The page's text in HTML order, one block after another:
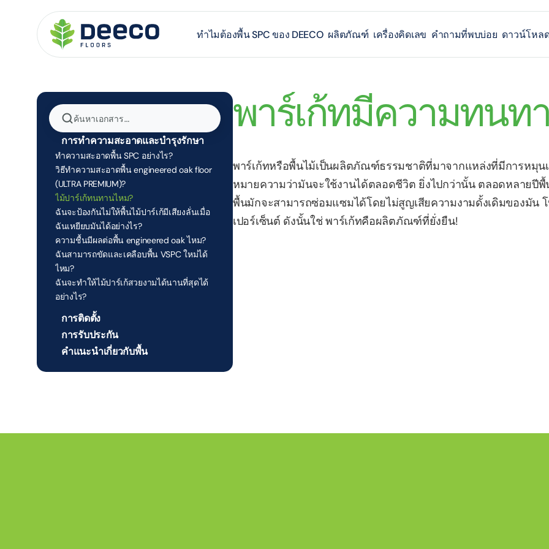
ค้นหาเอกสาร…
การทำความสะอาดและบำรุงรักษา
ทำความสะอาดพื้น SPC อย่างไร?
วิธีทำความสะอาดพื้น engineered oak floor
(ULTRA PREMIUM)?
ไม้ปาร์เก้ทนทานไหม?
ฉันจะป้องกันไม่ให้พื้นไม้ปาร์เก้มีเสียงลั่นเมื่อ
ฉันเหยียบมันได้อย่างไร?
ความชื้นมีผลต่อพื้น engineered oak ไหม?
ฉันสามารถขัดและเคลือบพื้น VSPC ใหม่ได้
ไหม?
ฉันจะทำให้ไม้ปาร์เก้สวยงามได้นานที่สุดได้
อย่างไร?
การติดตั้ง
การรับประกัน
คำแนะนำเกี่ยวกับพื้น
พาร์เก้ทมีความทนท
พาร์เก้ทหรือพื้นไม้เป็นผลิตภัณฑ์ธรรมชาติที่มาจากแหล่งที่มีการหมุ
หมายความว่ามันจะใช้งานได้ตลอดชีวิต ยิ่งไปกว่านั้น ตลอดหลายปี
พื้นมักจะสามารถซ่อมแซมได้โดยไม่สูญเสียความงามดั้งเดิมของมัน
เปอร์เซ็นต์ ดังนั้นใช่ พาร์เก้ทคือผลิตภัณฑ์ที่ยั่งยืน!
ทำไมต้องพื้น SPC ของ DEECO ผลิตภัณฑ์ เครื่องคิดเลข คำถามที่พบบ่อย ดาวน์โหล